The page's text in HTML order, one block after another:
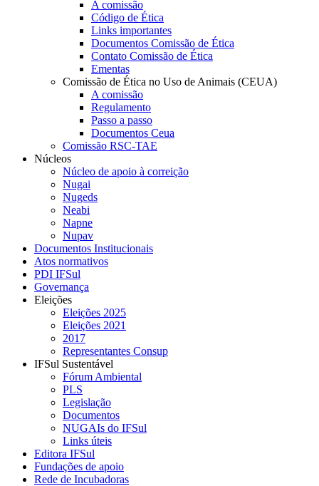
A comissão
Código de Ética
Links importantes
Documentos Comissão de Ética
Contato Comissão de Ética
Ementas
Comissão de Ética no Uso de Animais (CEUA)
A comissão
Regulamento
Passo a passo
Documentos Ceua
Comissão RSC-TAE
Núcleos
Núcleo de apoio à correição
Nugai
Nugeds
Neabi
Napne
Nupav
Documentos Institucionais
Atos normativos
PDI IFSul
Governança
Eleições
Eleições 2025
Eleições 2021
2017
Representantes Consup
IFSul Sustentável
Fórum Ambiental
PLS
Legislação
Documentos
NUGAIs do IFSul
Links úteis
Editora IFSul
Fundações de apoio
Rede de Incubadoras